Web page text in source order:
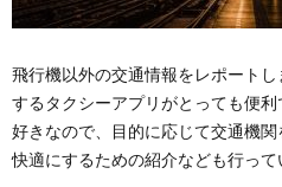
飛行機以外の交通情報をレポート
するタクシーアプリがとっても便
好きなので、目的に応じて交通機
快適にするための紹介なども行って